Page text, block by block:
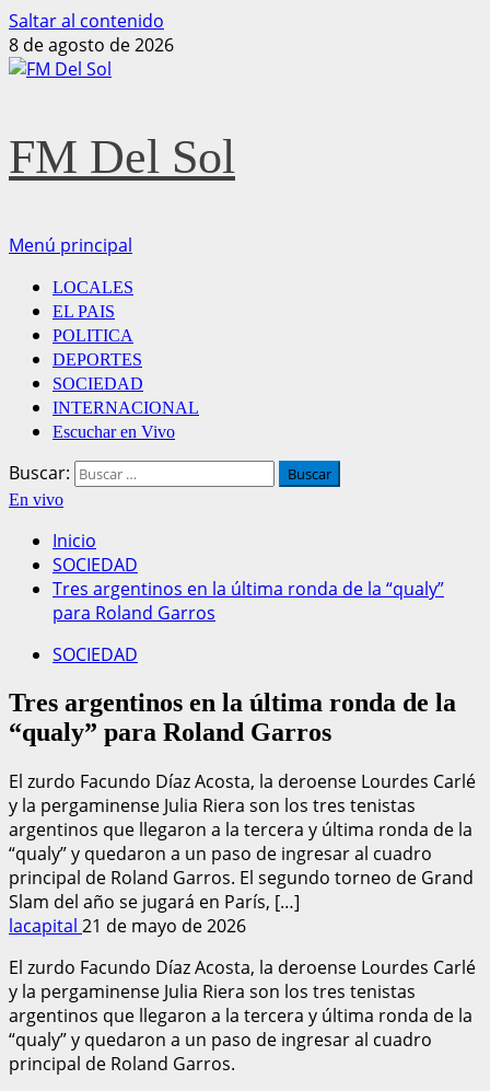
Saltar al contenido
8 de agosto de 2026
FM Del Sol
Menú principal
LOCALES
EL PAIS
POLITICA
DEPORTES
SOCIEDAD
INTERNACIONAL
Escuchar en Vivo
Buscar:
En vivo
Inicio
SOCIEDAD
Tres argentinos en la última ronda de la “qualy”
para Roland Garros
SOCIEDAD
Tres argentinos en la última ronda de la
“qualy” para Roland Garros
El zurdo Facundo Díaz Acosta, la deroense Lourdes Carlé
y la pergaminense Julia Riera son los tres tenistas
argentinos que llegaron a la tercera y última ronda de la
“qualy” y quedaron a un paso de ingresar al cuadro
principal de Roland Garros. El segundo torneo de Grand
Slam del año se jugará en París, […]
lacapital 21 de mayo de 2026
El zurdo Facundo Díaz Acosta, la deroense Lourdes Carlé
y la pergaminense Julia Riera son los tres tenistas
argentinos que llegaron a la tercera y última ronda de la
“qualy” y quedaron a un paso de ingresar al cuadro
principal de Roland Garros.